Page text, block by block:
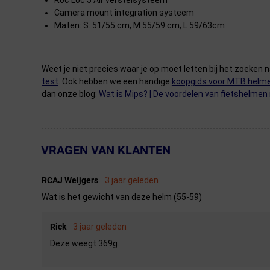
Camera mount integration systeem
Maten: S: 51/55 cm, M 55/59 cm, L 59/63cm
Weet je niet precies waar je op moet letten bij het zoeken
test. Ook hebben we een handige koopgids voor MTB
dan onze blog: Wat is Mips? | De voordelen van
← Terug naar productnavigatie
VRAGEN VAN KLANTEN
RCAJ Weijgers
3 jaar geleden
Wat is het gewicht van deze helm (55-59)
Rick
3 jaar geleden
Deze weegt 369g.